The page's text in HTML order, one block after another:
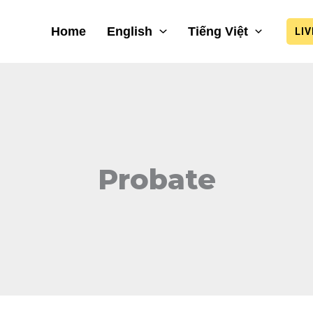
Home English Tiếng Việt
Probate